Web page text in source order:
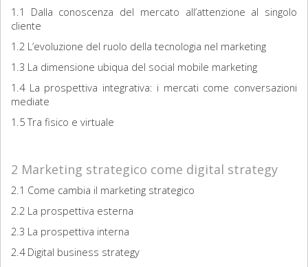
1.1 Dalla conoscenza del mercato all’attenzione al singolo
cliente
1.2 L’evoluzione del ruolo della tecnologia nel marketing
1.3 La dimensione ubiqua del social mobile marketing
1.4 La prospettiva integrativa: i mercati come conversazioni
mediate
1.5 Tra fisico e virtuale
2 Marketing strategico come digital strategy
2.1 Come cambia il marketing strategico
2.2 La prospettiva esterna
2.3 La prospettiva interna
2.4 Digital business strategy